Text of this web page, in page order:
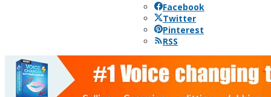
Facebook
Twitter
Pinterest
RSS